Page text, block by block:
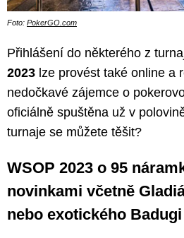
Foto: PokerGO.com
Přihlášení do některého z
2023 lze provést také online a
nedočkavé zájemce o
oficiálně spuštěna už v
turnaje se můžete těšit?
WSOP 2023 o 95
novinkami včetně
nebo exotického Badugi